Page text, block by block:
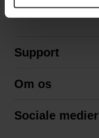
Support
Betingelser
Om os
Sociale medier